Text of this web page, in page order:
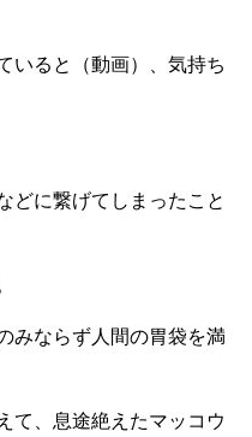
いると（動画）、気持ち
どに繋げてしまったこと
みならず人間の胃袋を満
て、息途絶えたマッコウ